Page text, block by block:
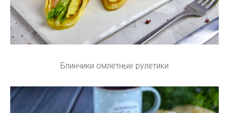
Блинчики омлетные рулетики